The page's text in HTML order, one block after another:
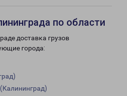
по области
доставка грузов
города: